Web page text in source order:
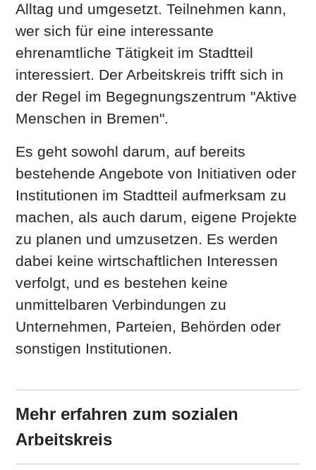
Alltag und umgesetzt. Teilnehmen kann,
wer sich für eine interessante
ehrenamtliche Tätigkeit im Stadtteil
interessiert. Der Arbeitskreis trifft sich in
der Regel im Begegnungszentrum "Aktive
Menschen in Bremen".
Es geht sowohl darum, auf bereits
bestehende Angebote von Initiativen oder
Institutionen im Stadtteil aufmerksam zu
machen, als auch darum, eigene Projekte
zu planen und umzusetzen. Es werden
dabei keine wirtschaftlichen Interessen
verfolgt, und es bestehen keine
unmittelbaren Verbindungen zu
Unternehmen, Parteien, Behörden oder
sonstigen Institutionen.
Mehr erfahren zum sozialen
Arbeitskreis